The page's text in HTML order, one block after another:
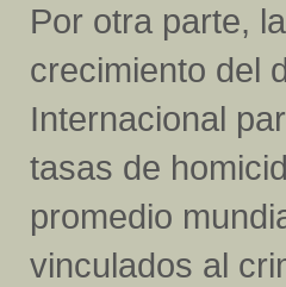
Por otra parte,
crecimiento del
Internacional
tasas de
promedio
vinculados al